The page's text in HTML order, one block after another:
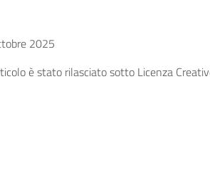
2025
è stato rilasciato sotto Licenza